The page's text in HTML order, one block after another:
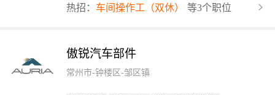
热招： 车间操作工（双休） 等3个职位
傲锐汽车部件
常州市-钟楼区-邹区镇